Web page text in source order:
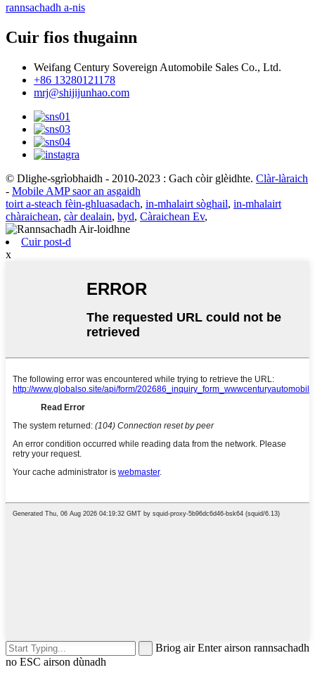
rannsachadh a-nis
Cuir fios thugainn
Weifang Century Sovereign Automobile Sales Co., Ltd.
+86 13280121178
mrj@shijijunhao.com
© Dlighe-sgrìobhaidh - 2010-2023 : Gach còir glèidhte. Clàr-làraich
- Mobile AMP saor an asgaidh
toirt a-steach fèin-ghluasadach, in-mhalairt sòghail, in-mhalairt
chàraichean, càr dealain, byd, Càraichean Ev,
Cuir post-d
x
Briog air Enter airson rannsachadh
no ESC airson dùnadh